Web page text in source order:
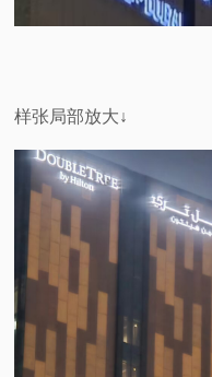
样张局部放大↓